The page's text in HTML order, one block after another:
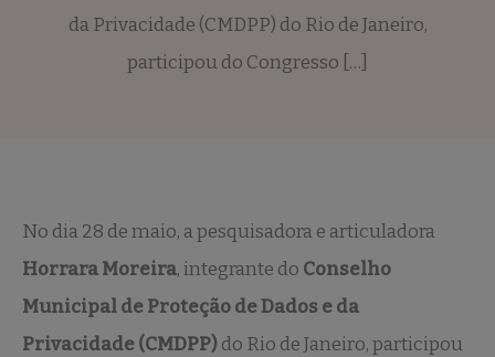
da Privacidade (CMDPP) do Rio de Janeiro,
participou do Congresso […]
No dia 28 de maio, a pesquisadora e articuladora
Horrara Moreira, integrante do Conselho
Municipal de Proteção de Dados e da
Privacidade (CMDPP)do Rio de Janeiro, participou